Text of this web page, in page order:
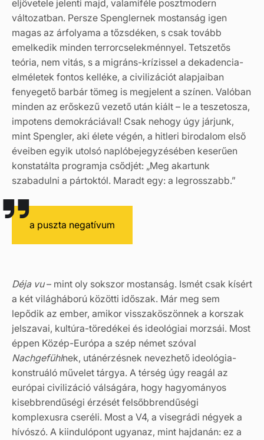
eljövetele jelenti majd, valamiféle posztmodern
változatban. Persze Spenglernek mostanság igen
magas az árfolyama a tőzsdéken, s csak tovább
emelkedik minden terrorcselekménnyel. Tetszetős
teória, nem vitás, s a migráns-krízissel a dekadencia-
elméletek fontos kelléke, a civilizációt alapjaiban
fenyegető barbár tömeg is megjelent a színen. Valóban
minden az erőskezű vezető után kiált – le a teszetosza,
impotens demokráciával! Csak nehogy úgy járjunk,
mint Spengler, aki élete végén, a hitleri birodalom első
éveiben egyik utolsó naplóbejegyzésében keserűen
konstatálta programja csődjét: „Meg akartunk
szabadulni a pártoktól. Maradt egy: a legrosszabb.”
a puszta negatívum
Déja vu– mint oly sokszor mostanság. Ismét csak kísért
a két világháború közötti időszak. Már meg sem
lepődik az ember, amikor visszaköszönnek a korszak
jelszavai, kultúra-töredékei és ideológiai morzsái. Most
éppen Közép-Európa a szép német szóval
Nachgefühlnek, utánérzésnek nevezhető ideológia-
konstruáló művelet tárgya. A térség úgy reagál az
európai civilizáció válságára, hogy hagyományos
kisebbrendűségi érzését felsőbbrendűségi
komplexusra cseréli. Most a V4, a visegrádi négyek a
hívószó. A kiindulópont ugyanaz, mint hajdanán: ez a